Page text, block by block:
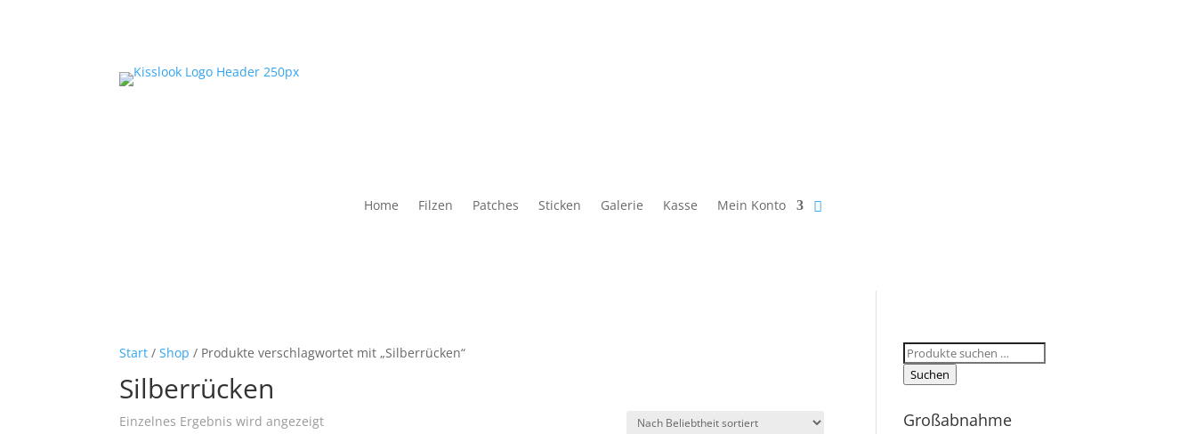
Home Filzen Patches Sticken Galerie Kasse Mein Konto
Start /Shop / Produkte verschlagwortet mit „Silberrücken“
Silberrücken
Einzelnes Ergebnis wird angezeigt
Suchen
nach:
Suchen
Großabnahme